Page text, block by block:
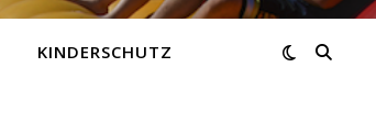
KINDERSCHUTZ